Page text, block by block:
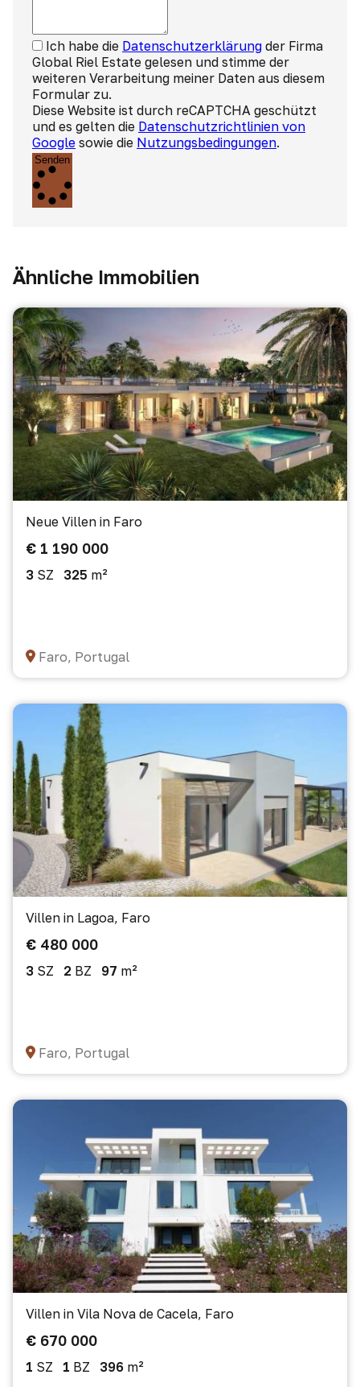
Ich habe die Datenschutzerklärung der Firma
Global Riel Estate gelesen und stimme der
weiteren Verarbeitung meiner Daten aus diesem
Formular zu.
Diese Website ist durch reCAPTCHA geschützt
und es gelten die Datenschutzrichtlinien von
Google sowie die Nutzungsbedingungen.
Senden
Ähnliche Immobilien
Neue Villen in Faro
€ 1 190 000
3 SZ 325 m²
Faro, Portugal
Villen in Lagoa, Faro
€ 480 000
3 SZ 2 BZ 97 m²
Faro, Portugal
Villen in Vila Nova de Cacela, Faro
€ 670 000
1 SZ 1 BZ 396 m²